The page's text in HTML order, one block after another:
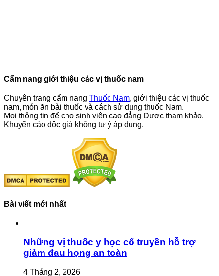
Cẩm nang giới thiệu các vị thuốc nam
Chuyên trang cẩm nang Thuốc Nam, giới thiệu các vị thuốc
nam, món ăn bài thuốc và cách sử dụng thuốc Nam.
Mọi thông tin để cho sinh viên cao đẳng Dược tham khảo.
Khuyến cáo độc giả không tự ý áp dụng.
Bài viết mới nhất
Những vị thuốc y học cổ truyền hỗ trợ
giảm đau họng an toàn
4 Tháng 2, 2026